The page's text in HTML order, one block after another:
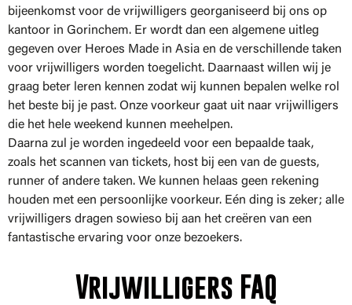
bijeenkomst voor de vrijwilligers georganiseerd bij ons op
kantoor in Gorinchem. Er wordt dan een algemene uitleg
gegeven over Heroes Made in Asia en de verschillende taken
voor vrijwilligers worden toegelicht. Daarnaast willen wij je
graag beter leren kennen zodat wij kunnen bepalen welke rol
het beste bij je past. Onze voorkeur gaat uit naar vrijwilligers
die het hele weekend kunnen meehelpen.
Daarna zul je worden ingedeeld voor een bepaalde taak,
zoals het scannen van tickets, host bij een van de guests,
runner of andere taken. We kunnen helaas geen rekening
houden met een persoonlijke voorkeur. Eén ding is zeker; alle
vrijwilligers dragen sowieso bij aan het creëren van een
fantastische ervaring voor onze bezoekers.
Vrijwilligers FAQ